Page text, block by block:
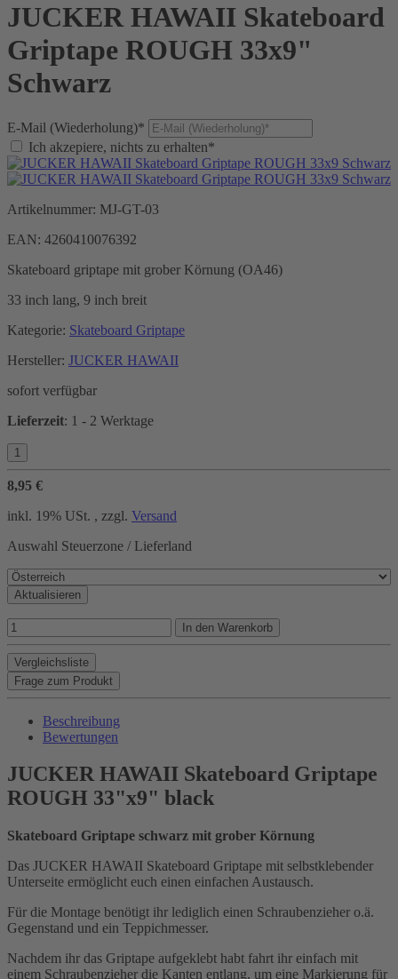
JUCKER HAWAII Skateboard
Griptape ROUGH 33x9"
Schwarz
E-Mail (Wiederholung)*
Ich akzepiere, nichts zu erhalten*
Artikelnummer: MJ-GT-03
EAN: 4260410076392
Skateboard griptape mit grober Körnung (OA46)
33 inch lang, 9 inch breit
Kategorie: Skateboard Griptape
Hersteller: JUCKER HAWAII
sofort verfügbar
Lieferzeit: 1 - 2 Werktage
8,95 €
inkl. 19% USt. , zzgl. Versand
Auswahl Steuerzone / Lieferland
Aktualisieren
In den Warenkorb
Vergleichsliste
Frage zum Produkt
Beschreibung
Bewertungen
JUCKER HAWAII Skateboard Griptape
ROUGH 33"x9" black
Skateboard Griptape schwarz mit grober Körnung
Das JUCKER HAWAII Skateboard Griptape mit selbstklebender
Unterseite ermöglicht euch einen einfachen Austausch.
Für die Montage benötigt ihr lediglich einen Schraubenzieher o.ä.
Gegenstand und ein Teppichmesser.
Nachdem ihr das Griptape aufgeklebt habt fahrt ihr einfach mit
einem Schraubenzieher die Kanten entlang, um eine Markierung für